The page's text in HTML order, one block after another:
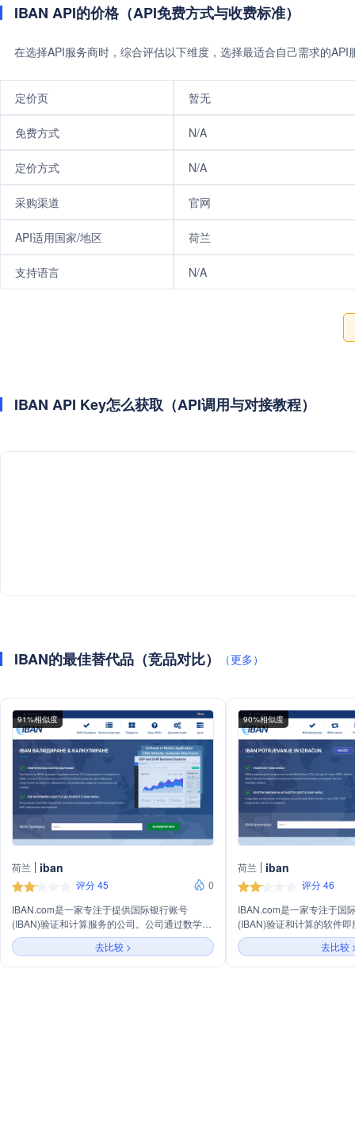
IBAN API的价格（API免费方式与收费标准）
在选择API服务商时，综合评估以下维度，选择最适合自己需求的
定价页 暂无
免费方式 N/A
定价方式 N/A
采购渠道 官网
API适用国家/地区 荷兰
支持语言 N/A
IBAN API Key怎么获取（API调用与对接教程）
IBAN的最佳替代品（竞品对比） （更多）
91%相似度
荷兰 iban
评分 45
0
IBAN.com是一家专注于提供国际银行账号
(IBAN)验证和计算服务的公司。公司通过数学算
法验证IBAN的完整性，并提供API服务，支持75
个国家的IBAN验证，包括34个SEPA成员国。此
外，公司还提供BIC验证服务，并支持非IBAN国
去比较 >
90%相似度
荷兰 iban
评分 46
IBAN.com是一家专注于国
(IBAN)验证和计算的软件
供全面的IBAN验证服务，
家，包括34个SEPA成员国
验证IBAN号码的有效性，
去比较